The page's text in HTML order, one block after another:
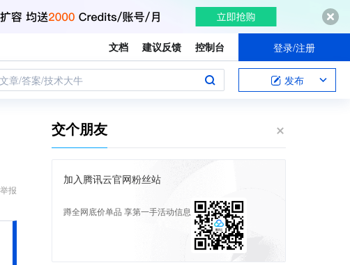
文档 建议反馈 控制台 登录/注册
文章/答案/技术大牛 发布
举报
交个朋友
加入腾讯云官网粉丝站
蹲全网底价单品 享第一手活动信息